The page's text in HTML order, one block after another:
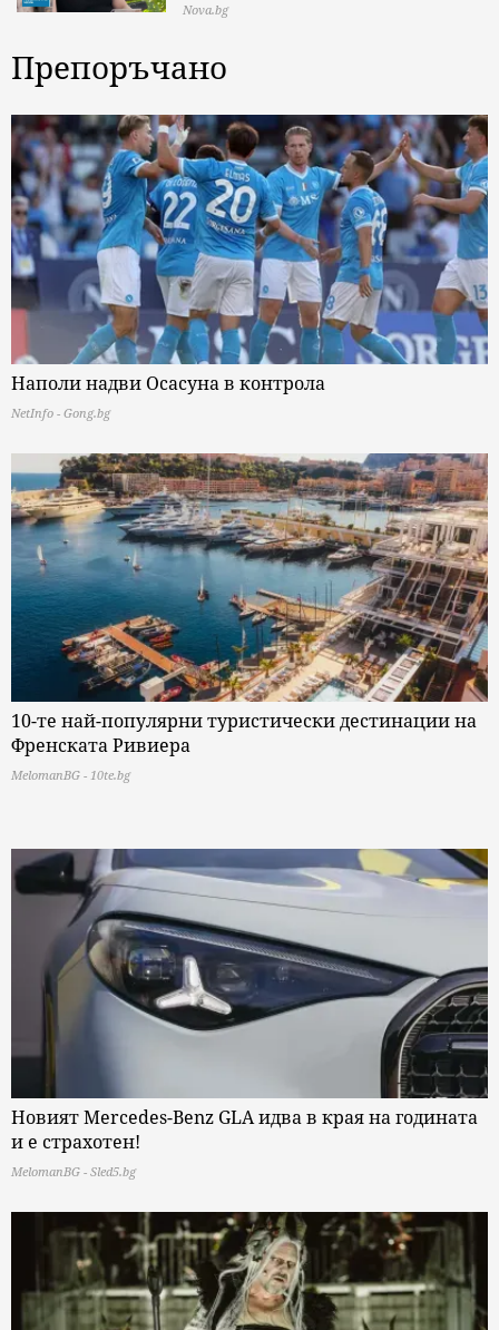
Nova.bg
Препоръчано
Наполи надви Осасуна в контрола
NetInfo - Gong.bg
10-те най-популярни туристически дестинации на
Френската Ривиера
MelomanBG - 10te.bg
Новият Mercedes-Benz GLA идва в края на годината
и е страхотен!
MelomanBG - Sled5.bg